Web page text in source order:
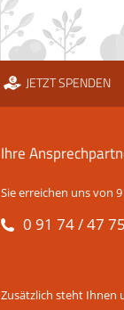
JETZT SPENDEN
Ihre
Sie erreichen uns von
0 91 74 / 47
Zusätzlich steht Ihnen